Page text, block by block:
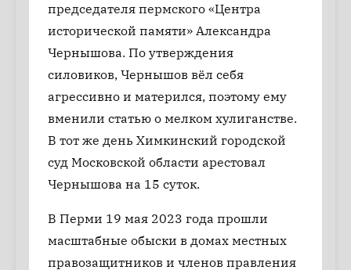
председателя пермского «Центра
исторической памяти» Александра
Чернышова. По утверждения
силовиков, Чернышов вёл себя
агрессивно и матерился, поэтому ему
вменили статью о мелком хулиганстве.
В тот же день Химкинский городской
суд Московской области арестовал
Чернышова на 15 суток.
В Перми 19 мая 2023 года прошли
масштабные обыски в домах местных
правозащитников и членов правления